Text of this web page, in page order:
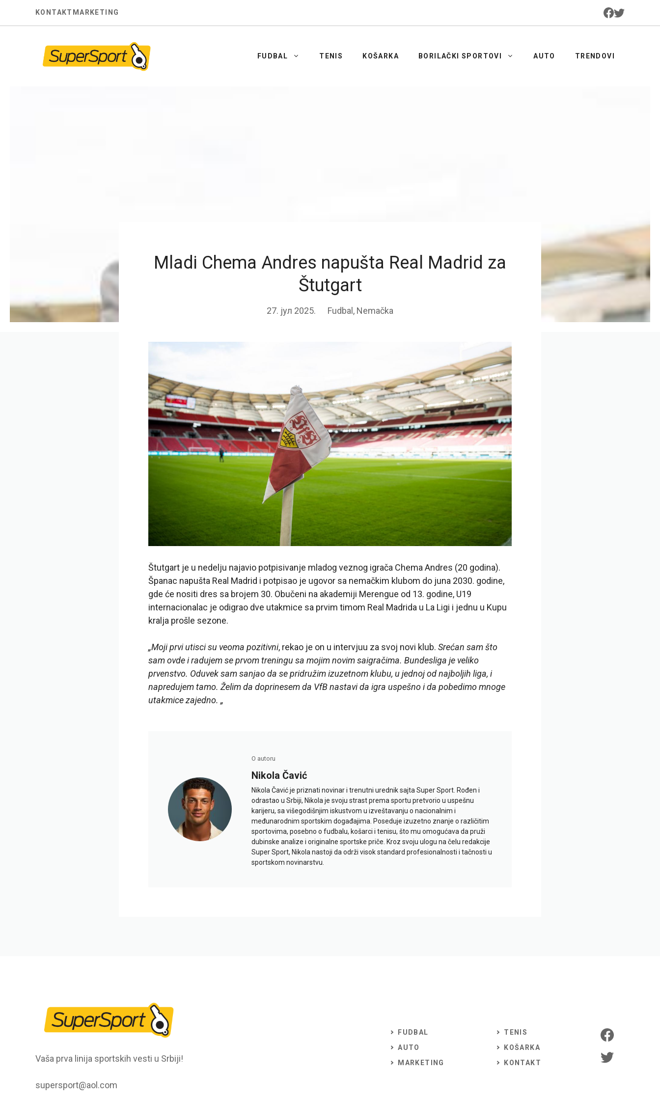
KONTAKT MARKETING
FUDBAL TENIS KOŠARKA BORILAČKI SPORTOVI AUTO TRENDOVI
Mladi Chema Andres napušta Real Madrid za
Štutgart
27. јул 2025. Fudbal , Nemačka
Štutgart je u nedelju najavio potpisivanje mladog veznog igrača Chema Andres (20 godina).
Španac napušta Real Madrid i potpisao je ugovor sa nemačkim klubom do juna 2030. godine,
gde će nositi dres sa brojem 30. Obučeni na akademiji Merengue od 13. godine, U19
internacionalac je odigrao dve utakmice sa prvim timom Real Madrida u La Ligi i jednu u Kupu
kralja prošle sezone.
„Moji prvi utisci su veoma pozitivni, rekao je on u intervjuu za svoj novi klub. Srećan sam što
sam ovde i radujem se prvom treningu sa mojim novim saigračima. Bundesliga je veliko
prvenstvo. Oduvek sam sanjao da se pridružim izuzetnom klubu, u jednoj od najboljih liga, i
napredujem tamo. Želim da doprinesem da VfB nastavi da igra uspešno i da pobedimo mnoge
utakmice zajedno. „
O autoru
Nikola Čavić
Nikola Čavić je priznati novinar i trenutni urednik sajta Super Sport. Rođen i
odrastao u Srbiji, Nikola je svoju strast prema sportu pretvorio u uspešnu
karijeru, sa višegodišnjim iskustvom u izveštavanju o nacionalnim i
međunarodnim sportskim događajima. Poseduje izuzetno znanje o različitim
sportovima, posebno o fudbalu, košarci i tenisu, što mu omogućava da pruži
dubinske analize i originalne sportske priče. Kroz svoju ulogu na čelu redakcije
Super Sport, Nikola nastoji da održi visok standard profesionalnosti i tačnosti u
sportskom novinarstvu.
Vaša prva linija sportskih vesti u Srbiji!
supersport@aol.com
FUDBAL
AUTO
MARKETING
TENIS
KOŠARKA
KONTAKT